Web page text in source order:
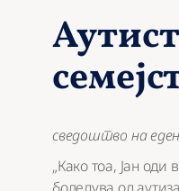
сведоштво на
„Како тоа, Јан